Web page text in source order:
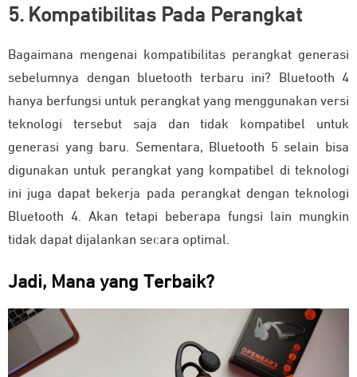
5. Kompatibilitas Pada Perangkat
Bagaimana mengenai kompatibilitas perangkat generasi
sebelumnya dengan bluetooth terbaru ini? Bluetooth 4
hanya berfungsi untuk perangkat yang menggunakan versi
teknologi tersebut saja dan tidak kompatibel untuk
generasi yang baru. Sementara, Bluetooth 5 selain bisa
digunakan untuk perangkat yang kompatibel di teknologi
ini juga dapat bekerja pada perangkat dengan teknologi
Bluetooth 4. Akan tetapi beberapa fungsi lain mungkin
tidak dapat dijalankan secara optimal.
Jadi, Mana yang Terbaik?